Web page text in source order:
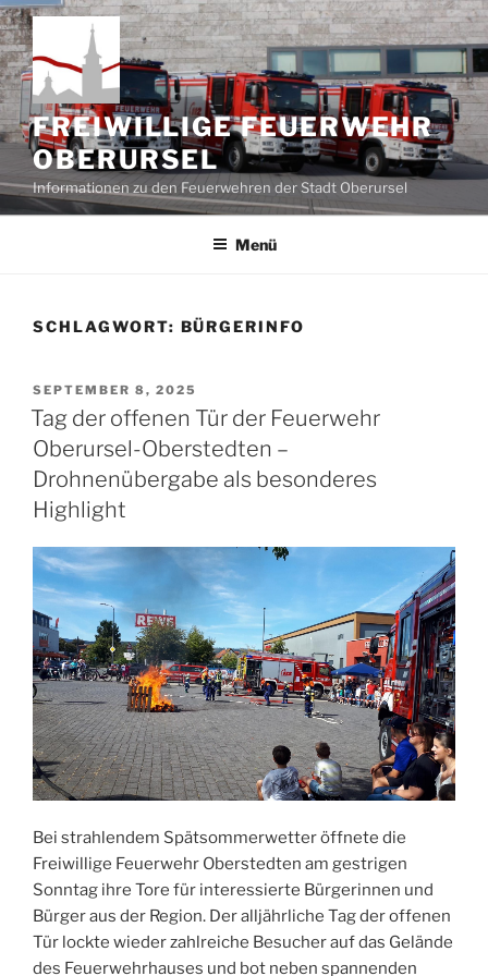
Zum
Inhalt
springen
FREIWILLIGE FEUERWEHR
OBERURSEL
Informationen zu den Feuerwehren der Stadt Oberursel
Menü
SCHLAGWORT: BÜRGERINFO
VERÖFFENTLICHT
AM
SEPTEMBER 8, 2025
Tag der offenen Tür der Feuerwehr
Oberursel-Oberstedten –
Drohnenübergabe als besonderes
Highlight
Bei strahlendem Spätsommerwetter öffnete die
Freiwillige Feuerwehr Oberstedten am gestrigen
Sonntag ihre Tore für interessierte Bürgerinnen und
Bürger aus der Region. Der alljährliche Tag der offenen
Tür lockte wieder zahlreiche Besucher auf das Gelände
des Feuerwehrhauses und bot neben spannenden